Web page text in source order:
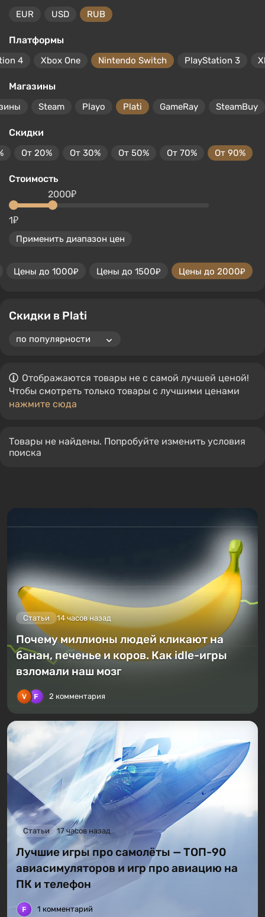
EUR USD RUB
Платформы
4 Xbox One Nintendo Switch PlayStation 3
Магазины
Steam Playo Plati GameRay SteamBuy
Скидки
От 20% От 30% От 50% От 70% От 90%
Стоимость
1₽
2000₽
Применить диапазон цен
Цены до 1000₽ Цены до 1500₽ Цены до 2000₽
Скидки в Plati
Отображаются товары не с самой лучшей ценой!
Чтобы смотреть только товары с лучшими ценами
нажмите сюда
Товары не найдены. Попробуйте изменить условия
поиска
Статьи 14 часов назад
Почему миллионы людей кликают на
банан, печенье и коров. Как idle-игры
взломали наш мозг
2 комментария
Статьи 17 часов назад
Лучшие игры про самолёты — ТОП-90
авиасимуляторов и игр про авиацию на
ПК и телефон
1 комментарий